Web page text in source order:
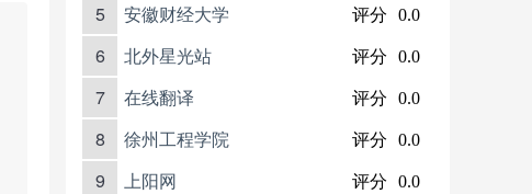
5 安徽财经大学 评分 0.0
6 北外星光站 评分 0.0
7 在线翻译 评分 0.0
8 徐州工程学院 评分 0.0
9 上阳网 评分 0.0